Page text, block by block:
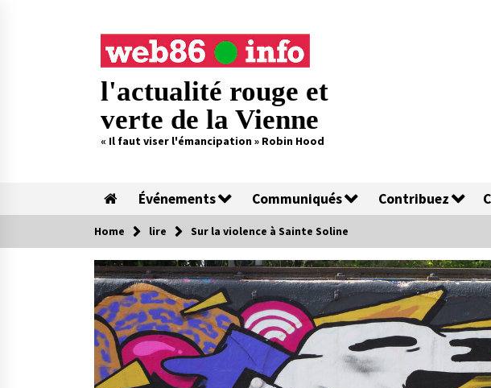
l'actualité rouge et
verte de la Vienne
« Il faut viser l'émancipation » Robin Hood
Événements Communiqués Contribuez
Home lire Sur la violence à Sainte Soline